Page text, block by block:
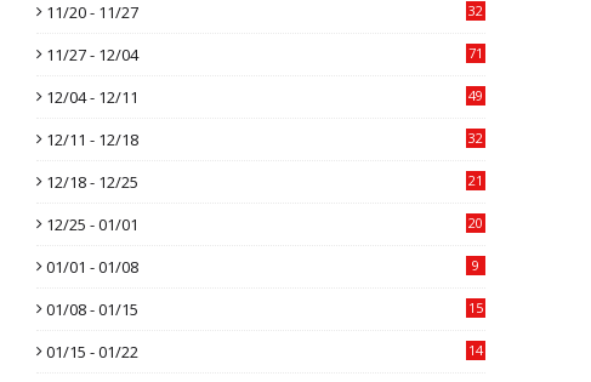
11/20 - 11/27 32
11/27 - 12/04 71
12/04 - 12/11 49
12/11 - 12/18 32
12/18 - 12/25 21
12/25 - 01/01 20
01/01 - 01/08 9
01/08 - 01/15 15
01/15 - 01/22 14